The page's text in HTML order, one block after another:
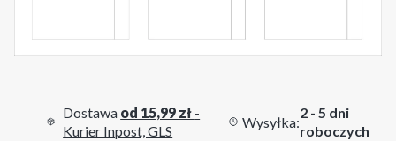
Dostawa od 15,99 zł -
Kurier Inpost, GLS
Wysyłka:
2 - 5 dni
roboczych